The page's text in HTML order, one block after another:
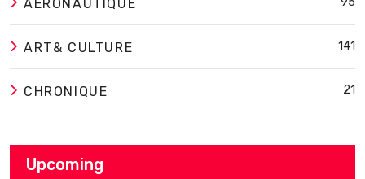
AERONAUTIQUE
ART& CULTURE 141
CHRONIQUE 21
Upcoming